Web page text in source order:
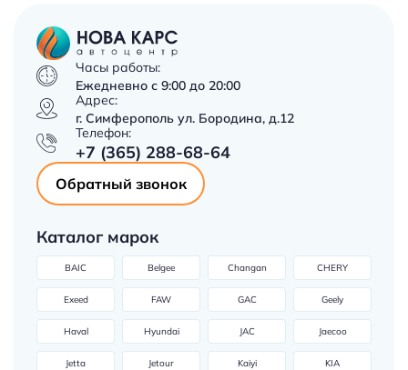
Часы работы:
Ежедневно с 9:00 до 20:00
Адрес:
г. Симферополь ул. Бородина, д.12
Телефон:
+7 (365) 288-68-64
Обратный звонок
Каталог марок
BAIC Belgee Changan CHERY
Exeed FAW GAC Geely
Haval Hyundai JAC Jaecoo
Jetta Jetour Kaiyi KIA